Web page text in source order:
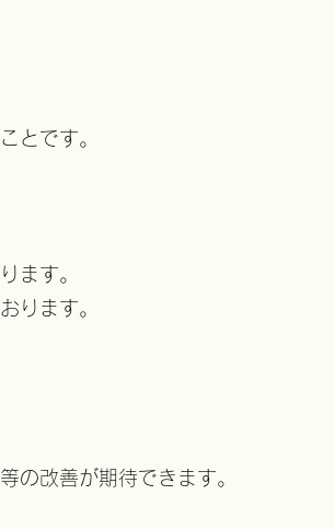
とです。
ます。
ります。
の改善が期待できます。